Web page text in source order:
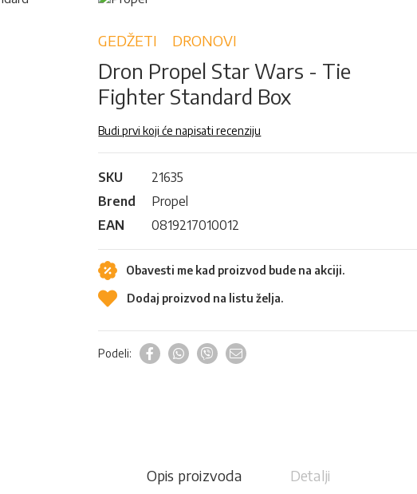
GEDŽETI DRONOVI
Dron Propel Star Wars - Tie
Fighter Standard Box
Budi prvi koji će napisati recenziju
SKU
21635
Brend
Propel
EAN
0819217010012
Obavesti me kad proizvod bude na akciji.
Dodaj proizvod na listu želja.
Podeli:
Opis proizvoda Detalji